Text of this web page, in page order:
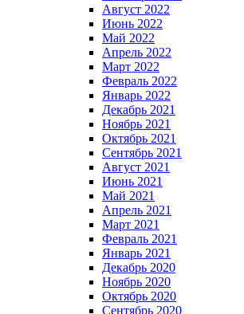
Август 2022
Июнь 2022
Май 2022
Апрель 2022
Март 2022
Февраль 2022
Январь 2022
Декабрь 2021
Ноябрь 2021
Октябрь 2021
Сентябрь 2021
Август 2021
Июнь 2021
Май 2021
Апрель 2021
Март 2021
Февраль 2021
Январь 2021
Декабрь 2020
Ноябрь 2020
Октябрь 2020
Сентябрь 2020